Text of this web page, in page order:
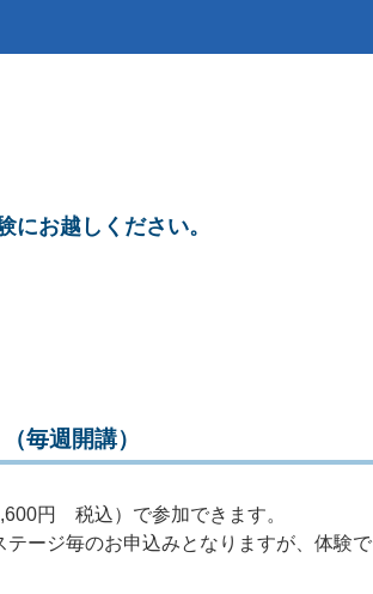
お越しください。
毎週開講）
円 税込）で参加できます。
ージ毎のお申込みとなりますが、体験